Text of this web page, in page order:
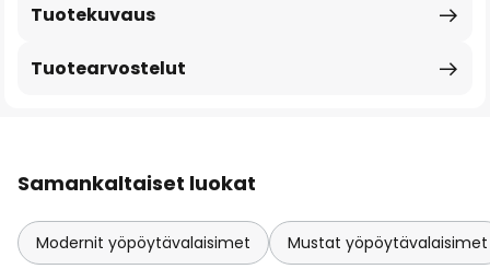
Tuotekuvaus
Tuotearvostelut
Samankaltaiset luokat
Modernit yöpöytävalaisimet Mustat yöpöytävalaisimet